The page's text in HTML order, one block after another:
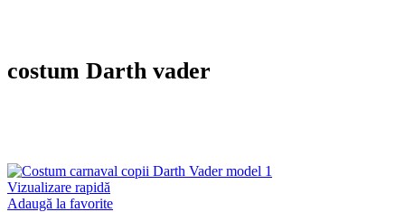
costum Darth vader
Vizualizare rapidă
Adaugă la favorite